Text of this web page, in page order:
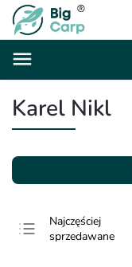
Karel Nikl
Najczęściej
sprzedawane